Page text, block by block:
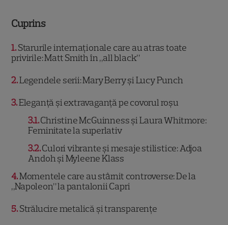
Cuprins
1 Starurile internaționale care au atras toate
privirile: Matt Smith în „all black”
2 Legendele serii: Mary Berry și Lucy Punch
3 Eleganță și extravaganță pe covorul roșu
3.1Christine McGuinness și Laura Whitmore:
Feminitate la superlativ
3.2Culori vibrante și mesaje stilistice: Adjoa
Andoh și Myleene Klass
4 Momentele care au stârnit controverse: De la
„Napoleon” la pantalonii Capri
5 Strălucire metalică și transparențe